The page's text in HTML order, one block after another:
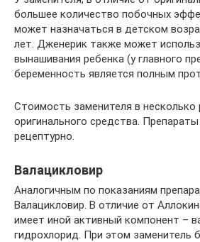
большее количество побочных
может назначаться в детском
лет. Дженерик также может
вынашивания ребенка (у главного
беременность является полным
Стоимость заменителя в
оригинального средства.
рецептурно.
Валацикловир
Аналогичным по показаниям
Валацикловир. В отличие от
имеет иной активный компонент –
гидрохлорид. При этом заменитель